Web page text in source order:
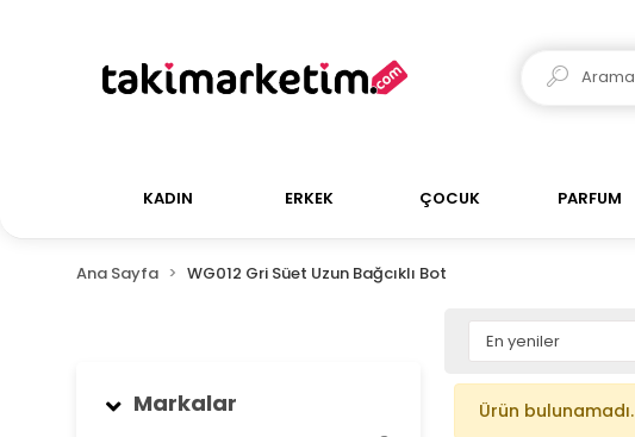
KADIN ERKEK ÇOCUK PARFUM
Ana Sayfa WG012 Gri Süet Uzun Bağcıklı Bot
Markalar Ürün bulunamadı.